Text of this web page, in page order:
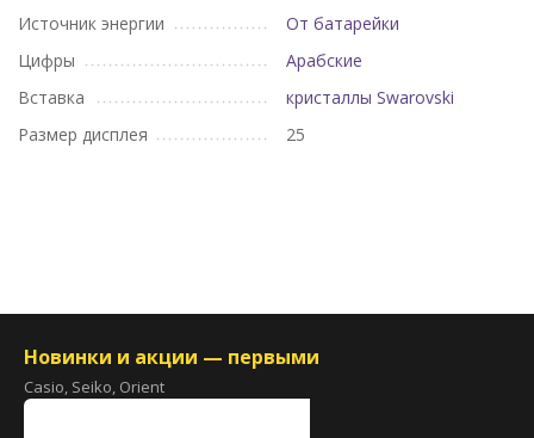
Источник энергии
От батарейки
Цифры
Арабские
Вставка
кристаллы Swarovski
Размер дисплея
25
Новинки и акции — первыми
Casio, Seiko, Orient